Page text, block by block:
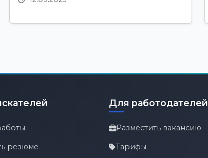
резюме
Для работодателей
Разместить вакансию
Тарифы